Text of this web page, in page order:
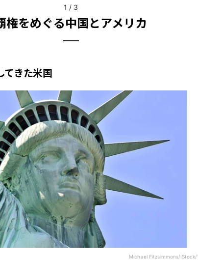
1 / 3
権をめぐる中国とアメリカ
てきた米国
Michael Fitzsimmons/